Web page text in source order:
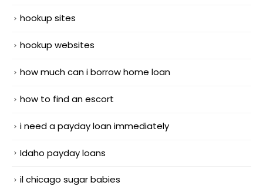
hookup sites
hookup websites
how much can i borrow home loan
how to find an escort
i need a payday loan immediately
Idaho payday loans
il chicago sugar babies